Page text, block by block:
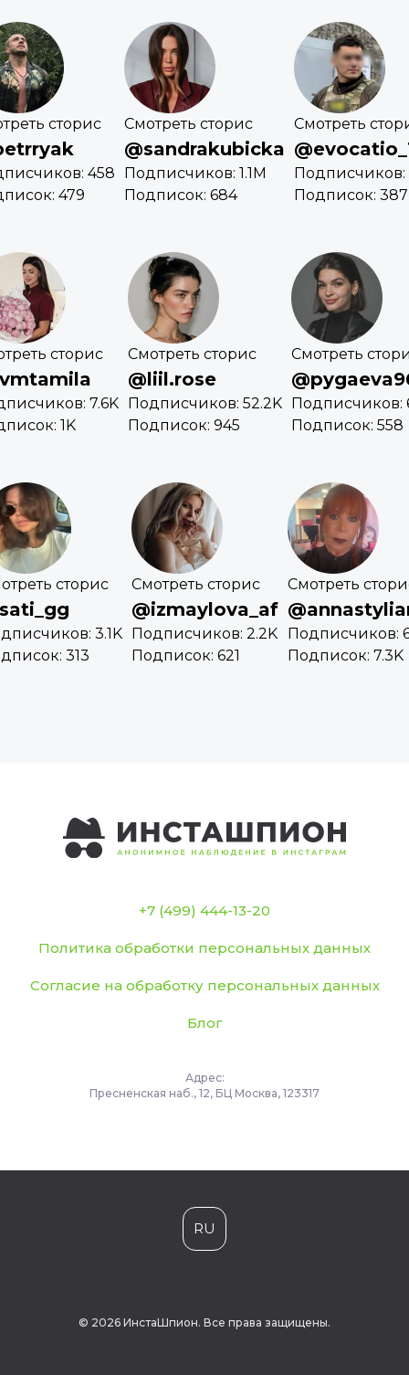
сторис
458
479
Смотреть сторис
@sandrakubicka
Подписчиков: 1.1M
Подписок: 684
Смотреть
Подписчиков:
Подписок: 387
сторис
7.6K
1K
Смотреть сторис
@liil.rose
Подписчиков: 52.2K
Подписок: 945
Смотреть
Подписчиков:
Подписок: 558
сторис
3.1K
313
Смотреть сторис
@izmaylova_af
Подписчиков: 2.2K
Подписок: 621
Смотреть
Подписчиков:
Подписок: 7.3K
+7 (499) 444-13-20
Политика обработки персональных данных
Согласие на обработку персональных данных
Блог
Адрес:
Пресненская наб., 12, БЦ Москва, 123317
RU
© 2026 ИнстаШпион. Все права защищены.